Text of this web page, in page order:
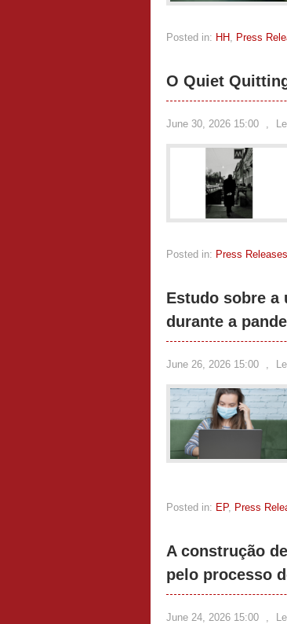
Posted in: HH, Press
O Quiet
June 30, 2026 15:00 ,
Posted in: Press Releases
Estudo sobre a
durante a
June 26, 2026 15:00 ,
Posted in: EP, Press
A construção
pelo processo
June 24, 2026 15:00 ,